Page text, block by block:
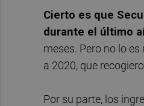
Cierto es que
durante el último
meses. Pero no lo
a 2020, que
Por su parte, los